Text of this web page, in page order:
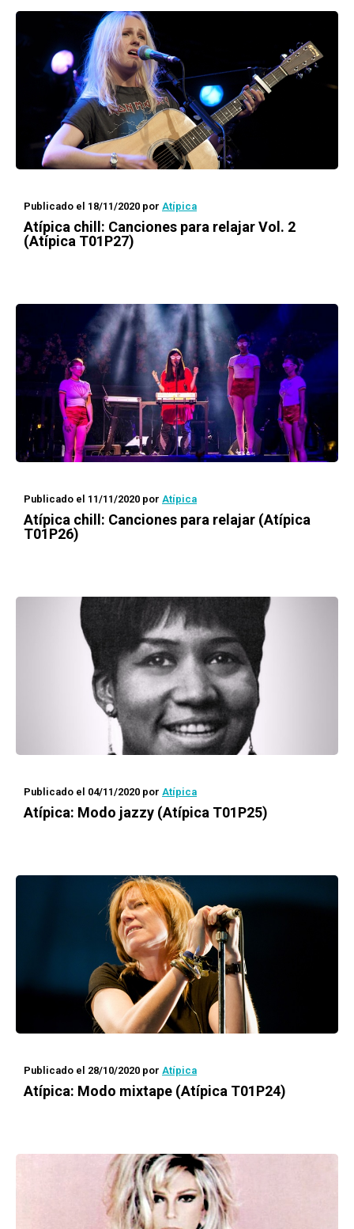
Publicado el 18/11/2020 por Atípica
Atípica chill: Canciones para relajar Vol. 2
(Atípica T01P27)
Publicado el 11/11/2020 por Atípica
Atípica chill: Canciones para relajar (Atípica
T01P26)
Publicado el 04/11/2020 por Atípica
Atípica: Modo jazzy (Atípica T01P25)
Publicado el 28/10/2020 por Atípica
Atípica: Modo mixtape (Atípica T01P24)